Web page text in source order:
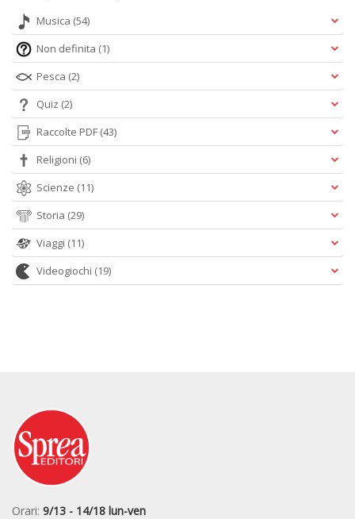
Musica (54)
Non definita (1)
Pesca (2)
Quiz (2)
Raccolte PDF (43)
Religioni (6)
Scienze (11)
Storia (29)
Viaggi (11)
Videogiochi (19)
Orari: 9/13 - 14/18 lun-ven